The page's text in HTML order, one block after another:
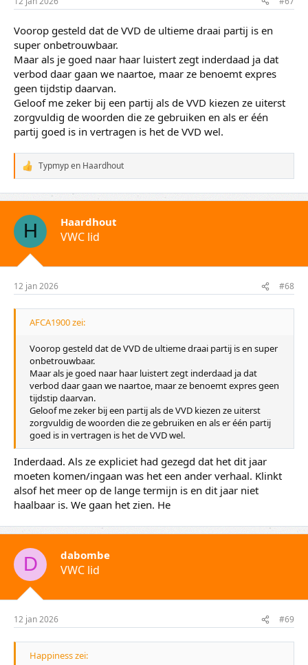
Voorop gesteld dat de VVD de ultieme draai partij is en
super onbetrouwbaar.
Maar als je goed naar haar luistert zegt inderdaad ja dat
verbod daar gaan we naartoe, maar ze benoemt expres
geen tijdstip daarvan.
Geloof me zeker bij een partij als de VVD kiezen ze uiterst
zorgvuldig de woorden die ze gebruiken en als er één
partij goed is in vertragen is het de VVD wel.
W
a
a
r
d
e
i
n
n
Typmypen Haardhout
H Haardhout
VWC lid
12 jan 2026 #68
AFCA1900 zei:
Voorop gesteld dat de VVD de ultieme draai partij is en super
onbetrouwbaar.
Maar als je goed naar haar luistert zegt inderdaad ja dat
verbod daar gaan we naartoe, maar ze benoemt expres geen
tijdstip daarvan.
Geloof me zeker bij een partij als de VVD kiezen ze uiterst
zorgvuldig de woorden die ze gebruiken en als er één partij
goed is in vertragen is het de VVD wel.
Inderdaad. Als ze expliciet had gezegd dat het dit jaar
moeten komen/ingaan was het een ander verhaal. Klinkt
alsof het meer op de lange termijn is en dit jaar niet
haalbaar is. We gaan het zien. He
D dabombe
VWC lid
12 jan 2026 #69
Happiness zei: